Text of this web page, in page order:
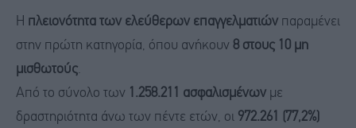
Η πλειονότητα των ελεύθερων επαγγελματιών παραμένει
στην πρώτη κατηγορία, όπου ανήκουν 8 στους 10 μη
μισθωτούς.
Από το σύνολο των
1.258.211 ασφαλισμένων με
δραστηριότητα άνω των πέντε ετών, οι 972.261 (77,2%)